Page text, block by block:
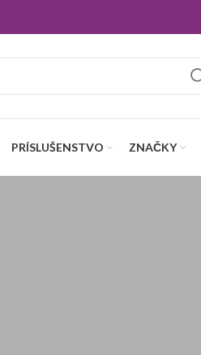
PRÍSLUŠENSTVO ZNAČKY